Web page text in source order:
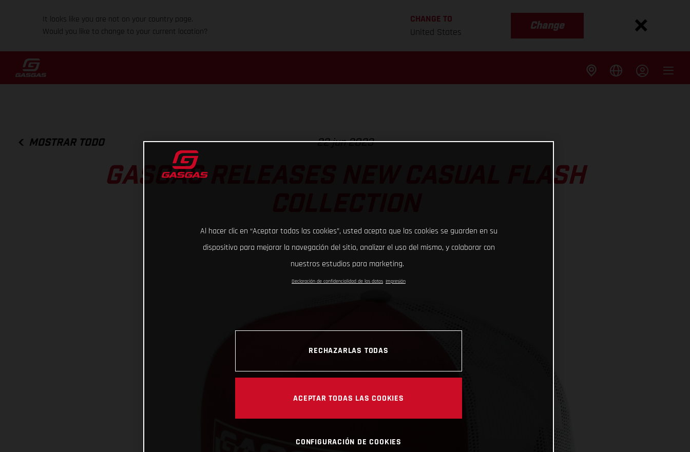
It looks like you are not on your country page.
Would you like to change to your current location?
CHANGE TO
United States
Change
MOSTRAR TODO 22 jun 2023
GASGAS RELEASES NEW CASUAL FLASH
Al hacer clic en “Aceptar todas las cookies”, usted acepta que las cookies se guarden en su
dispositivo para mejorar la navegación del sitio, analizar el uso del mismo, y colaborar con
nuestros estudios para marketing.
Declaración de confidencialidad de los datos Impresión
RECHAZARLAS TODAS
ACEPTAR TODAS LAS COOKIES
CONFIGURACIÓN DE COOKIES